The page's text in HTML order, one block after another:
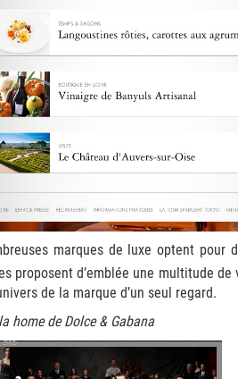
marques de luxe optent pour
proposent d’emblée une multitude de
de la marque d’un seul regard.
home de Dolce & Gabana